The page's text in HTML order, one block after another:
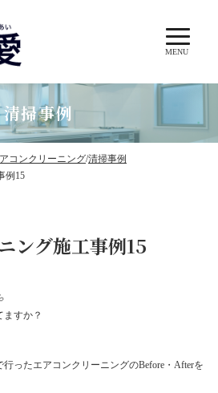
MENU
清掃事例
コンクリーニング/清掃事例
例15
ング施工事例15
すか？
ったエアコンクリーニングのBefore・Afterを